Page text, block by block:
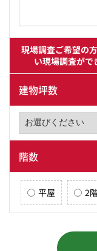
現場調査ご希望の
い現場調査がで
建物坪数
階数
平屋 2